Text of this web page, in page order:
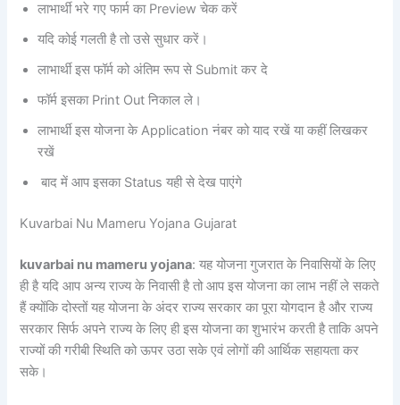
लाभार्थी भरे गए फार्म का Preview चेक करें
यदि कोई गलती है तो उसे सुधार करें।
लाभार्थी इस फॉर्म को अंतिम रूप से Submit कर दे
फॉर्म इसका Print Out निकाल ले।
लाभार्थी इस योजना के Application नंबर को याद रखें या कहीं लिखकर
रखें
बाद में आप इसका Status यही से देख पाएंगे
Kuvarbai Nu Mameru Yojana Gujarat
kuvarbai nu mameru yojana: यह योजना गुजरात के निवासियों के लिए
ही है यदि आप अन्य राज्य के निवासी है तो आप इस योजना का लाभ नहीं ले सकते
हैं क्योंकि दोस्तों यह योजना के अंदर राज्य सरकार का पूरा योगदान है और राज्य
सरकार सिर्फ अपने राज्य के लिए ही इस योजना का शुभारंभ करती है ताकि अपने
राज्यों की गरीबी स्थिति को ऊपर उठा सके एवं लोगों की आर्थिक सहायता कर
सके।